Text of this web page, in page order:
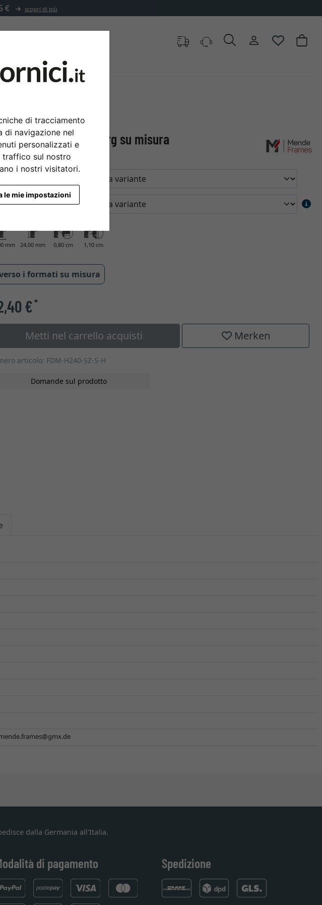
di tracciamento
di navigazione nel
personalizzati e
traffico sul nostro
i nostri visitatori.
le mie impostazioni
€ scopri di più
Johannesburg su misura
di vetro
mm 24,00 mm 0,80 cm 1,10 cm
i formati su misura
€*
Metti nel carrello acquisti Merken
articolo: FDM-H240-SZ-S-H
Domande sul prodotto
dalla Germania all'Italia.
di pagamento Spedizione